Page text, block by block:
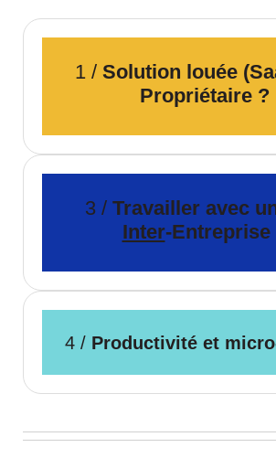
1 / Solution louée
Propriétaire ?
3 /Travailler avec
Inter-Entreprise
4 / Productivité et